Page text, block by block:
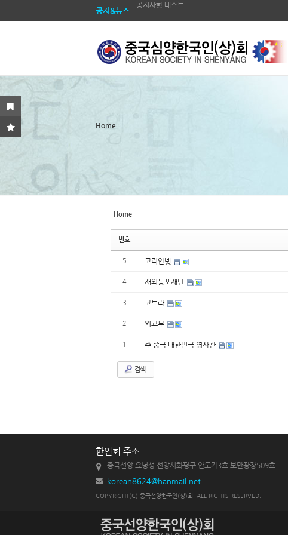
공지&뉴스
공지사항 테스트
Home
Home
번호
5 코리안넷
4 재외동포재단
3 코트라
2 외교부
1 주 중국 대한민국 영사관
검색
한인회 주소
중국선양 요녕성 선양시화평구 안도가3호 보만광장509호
korean8624@hanmail.net
COPYRIGHT(C) 중국선양한국인(상)회. ALL RIGHTS RESERVED.
Sketchbook5, 스케치북5
Sketchbook5, 스케치북5
Sketchbook5, 스케치북5
Sketchbook5, 스케치북5